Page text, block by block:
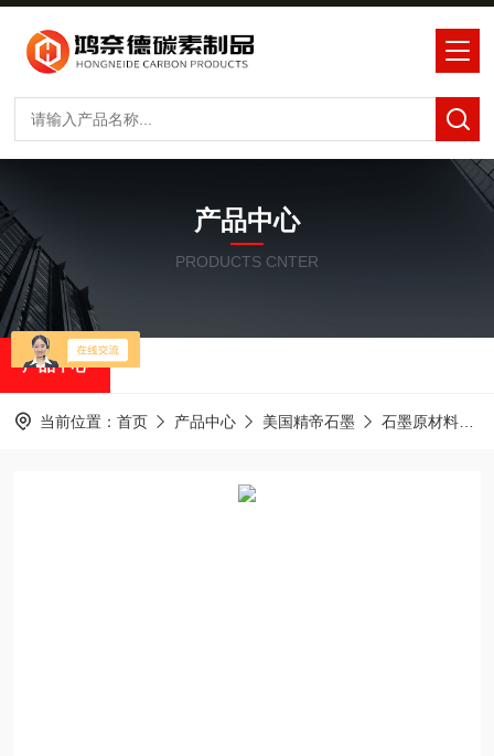
产品中心
PRODUCTS CNTER
产品中心
当前位置： 首页 产品中心 美国精帝石墨 石墨原材料